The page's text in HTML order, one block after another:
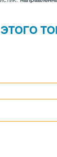
шина
на
SP Sport MAXX
tireland.com.ua.